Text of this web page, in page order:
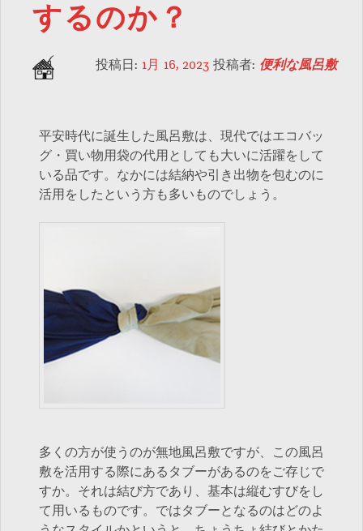
するのか？
投稿日: 1月 16, 2023 投稿者: 便利な風呂敷
平安時代に誕生した風呂敷は、現代ではエコバッ
グ・買い物用袋の代用としても大いに活躍をして
いる品です。なかには結納や引き出物を包むのに
活用をしたという方も多いものでしょう。
多くの方が使うのが無地風呂敷ですが、この風呂
敷を活用する際にあるタブーがあるのをご存じで
すか。それは結び方であり、基本は縦むすびをし
て用いるものです。ではタブーとなるのはどのよ